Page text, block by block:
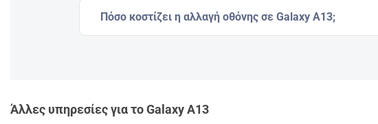
Πόσο κοστίζει η αλλαγή οθόνης σε Galaxy A13;
Άλλες υπηρεσίες για το Galaxy A13